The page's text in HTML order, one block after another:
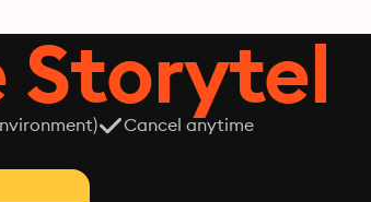
Storytel
Cancel anytime